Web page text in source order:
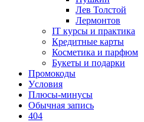
Лев Толстой
Лермонтов
IT курсы и практика
Кредитные карты
Косметика и парфюм
Букеты и подарки
Промокоды
Уcловия
Плюсы-минусы
Обычная запись
404